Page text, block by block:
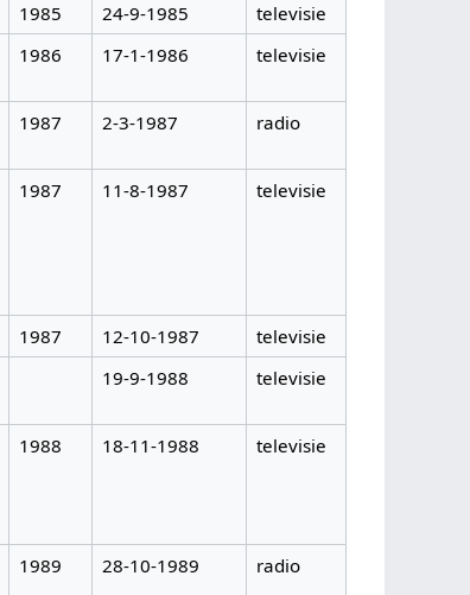
1985 24-9-1985
televisie
1986 17-1-1986 televisie
1987 2-3-1987 radio
1987 11-8-1987 televisie
1987 12-10-1987
televisie
19-9-1988 televisie
1988 18-11-1988 televisie
1989 28-10-1989 radio